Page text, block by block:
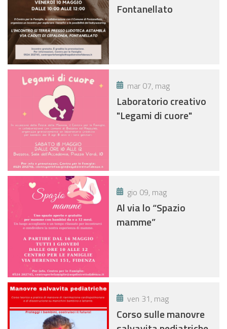
Fontanellato
mar 07, mag
Laboratorio creativo
"Legami di cuore"
gio 09, mag
Al via lo “Spazio
mamme”
ven 31, mag
Corso sulle manovre